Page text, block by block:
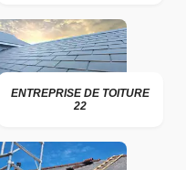
ENTREPRISE DE TOITURE
22